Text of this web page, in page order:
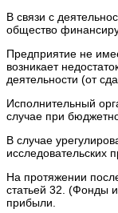
В связи с
общество
Предприятие не
возникает
деятельности (от
Исполнительный
случае при
В случае
исследовательских
На протяжении
статьей 32. (Фонды
прибыли.